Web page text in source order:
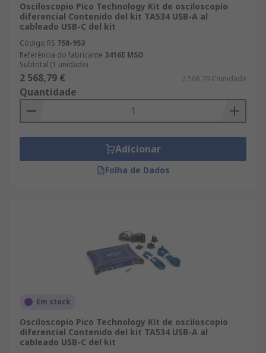
Osciloscopio Pico Technology Kit de osciloscopio
diferencial Contenido del kit TA534 USB-A al
cableado USB-C del kit
Código RS 758-953
Referência do fabricante 3416E MSO
Subtotal (1 unidade)
2 568,79 € 2 568,79 €/unidade
Quantidade
Adicionar
Folha de Dados
Em stock
Osciloscopio Pico Technology Kit de osciloscopio
diferencial Contenido del kit TA534 USB-A al
cableado USB-C del kit